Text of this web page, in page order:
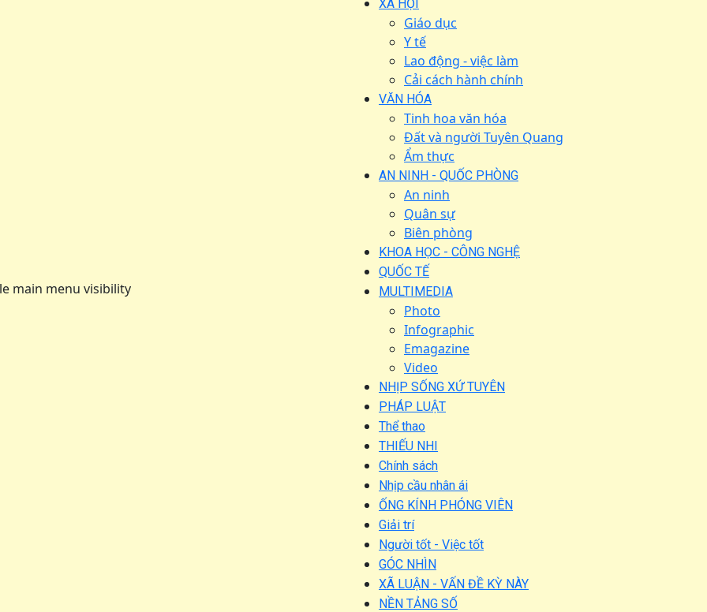
main menu visibility
XÃ HỘI
Giáo dục
Y tế
Lao động - việc làm
Cải cách hành chính
VĂN HÓA
Tinh hoa văn hóa
Đất và người Tuyên Quang
Ẩm thực
AN NINH - QUỐC PHÒNG
An ninh
Quân sự
Biên phòng
KHOA HỌC - CÔNG NGHỆ
QUỐC TẾ
MULTIMEDIA
Photo
Infographic
Emagazine
Video
NHỊP SỐNG XỨ TUYÊN
PHÁP LUẬT
Thể thao
THIẾU NHI
Chính sách
Nhịp cầu nhân ái
ỐNG KÍNH PHÓNG VIÊN
Giải trí
Người tốt - Việc tốt
GÓC NHÌN
XÃ LUẬN - VẤN ĐỀ KỲ NÀY
NỀN TẢNG SỐ